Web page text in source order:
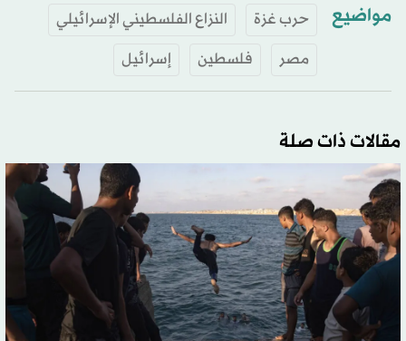
مواضيع حرب غزة
النزاع الفلسطيني الإسرائيلي
مصر
فلسطين إسرائيل
مقالات ذات صلة